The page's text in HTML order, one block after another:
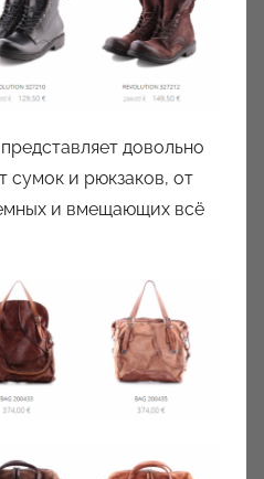
довольно
сумок и рюкзаков, от
и вмещающих всё